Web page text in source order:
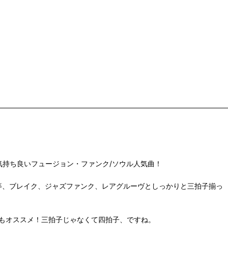
ち良いフュージョン・ファンク/ソウル人気曲！
レイク、ジャズファンク、レアグルーヴとしっかりと三拍子揃っ
ススメ！三拍子じゃなくて四拍子、ですね。